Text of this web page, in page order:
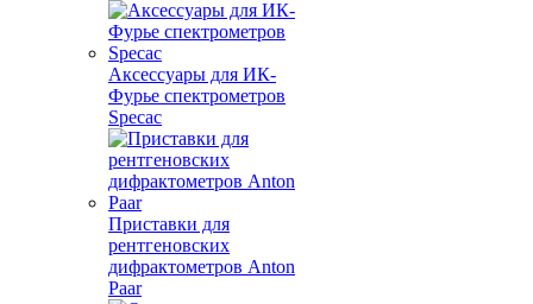
Аксессуары для ИК-
Фурье спектрометров
Specac
Приставки для
рентгеновских
дифрактометров Anton
Paar